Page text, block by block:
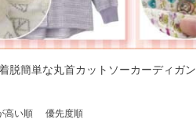
脱簡単な丸首カットソーカーディガン
高い順 優先度順